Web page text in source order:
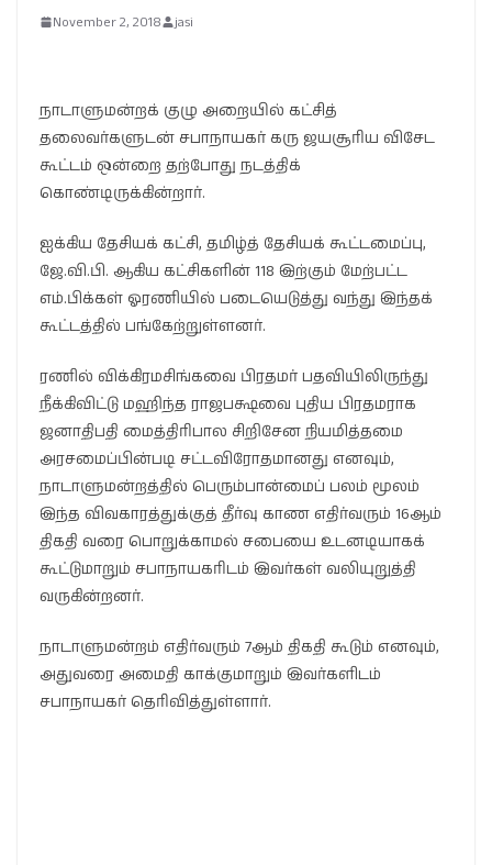
November 2, 2018 jasi
நாடாளுமன்றக் குழு அறையில் கட்சித்
தலைவர்களுடன் சபாநாயகர் கரு ஜயசூரிய விசேட
கூட்டம் ஒன்றை தற்போது நடத்திக்
கொண்டிருக்கின்றார்.
ஐக்கிய தேசியக் கட்சி, தமிழ்த் தேசியக் கூட்டமைப்பு,
ஜே.வி.பி. ஆகிய கட்சிகளின் 118 இற்கும் மேற்பட்ட
எம்.பிக்கள் ஓரணியில் படையெடுத்து வந்து இந்தக்
கூட்டத்தில் பங்கேற்றுள்ளனர்.
ரணில் விக்கிரமசிங்கவை பிரதமர் பதவியிலிருந்து
நீக்கிவிட்டு மஹிந்த ராஜபக்ஷவை புதிய பிரதமராக
ஜனாதிபதி மைத்திரிபால சிறிசேன நியமித்தமை
அரசமைப்பின்படி சட்டவிரோதமானது எனவும்,
நாடாளுமன்றத்தில் பெரும்பான்மைப் பலம் மூலம்
இந்த விவகாரத்துக்குத் தீர்வு காண எதிர்வரும் 16ஆம்
திகதி வரை பொறுக்காமல் சபையை உடனடியாகக்
கூட்டுமாறும் சபாநாயகரிடம் இவர்கள் வலியுறுத்தி
வருகின்றனர்.
நாடாளுமன்றம் எதிர்வரும் 7ஆம் திகதி கூடும் எனவும்,
அதுவரை அமைதி காக்குமாறும் இவர்களிடம்
சபாநாயகர் தெரிவித்துள்ளார்.